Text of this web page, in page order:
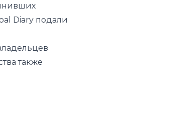
Diary подали
также